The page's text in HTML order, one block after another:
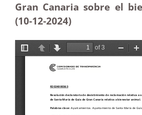
Gran Canaria sobre el
(10-12-2024)